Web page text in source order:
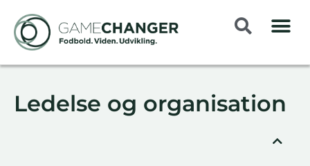
Ledelse og organisation